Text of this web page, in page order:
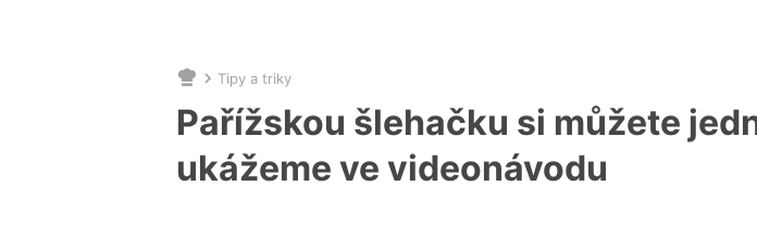
Nacházíte
se
zde:
Tipy a triky
Pařížskou šlehačku si můžete
ukážeme ve videonávodu